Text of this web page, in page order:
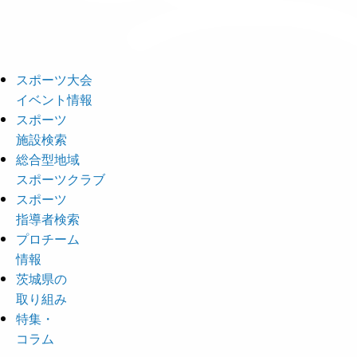
スポーツ大会
イベント情報
スポーツ
施設検索
総合型地域
スポーツクラブ
スポーツ
指導者検索
プロチーム
情報
茨城県の
取り組み
特集・
コラム